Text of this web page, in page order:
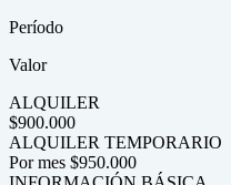
Período
Valor
ALQUILER
$900.000
ALQUILER TEMPORARIO
Por mes $950.000